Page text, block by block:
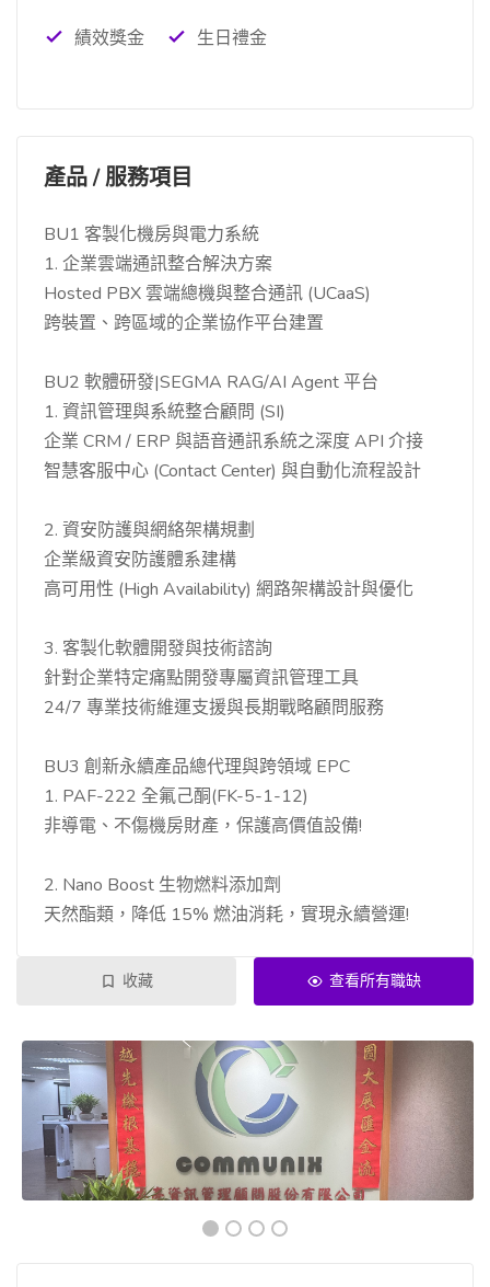
績效獎金 生日禮金
產品 / 服務項目
BU1 客製化機房與電力系統
1. 企業雲端通訊整合解決方案
Hosted PBX 雲端總機與整合通訊 (UCaaS)
跨裝置、跨區域的企業協作平台建置
BU2 軟體研發|SEGMA RAG/AI Agent 平台
1. 資訊管理與系統整合顧問 (SI)
企業 CRM / ERP 與語音通訊系統之深度 API 介接
智慧客服中心 (Contact Center) 與自動化流程設計
2. 資安防護與網絡架構規劃
企業級資安防護體系建構
高可用性 (High Availability) 網路架構設計與優化
3. 客製化軟體開發與技術諮詢
針對企業特定痛點開發專屬資訊管理工具
24/7 專業技術維運支援與長期戰略顧問服務
BU3 創新永續產品總代理與跨領域 EPC
1. PAF-222 全氟己酮(FK-5-1-12)
非導電、不傷機房財產，保護高價值設備!
2. Nano Boost 生物燃料添加劑
天然酯類，降低 15% 燃油消耗，實現永續營運!
收藏 查看所有職缺